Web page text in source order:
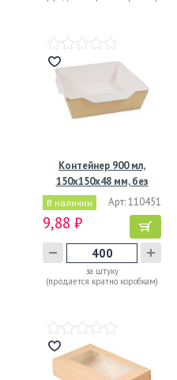
Контейнер 900 мл,
150х150х48 мм, без
окна,…
В наличии Арт: 110451
9,88 ₽
за штуку
(продается кратно коробкам)